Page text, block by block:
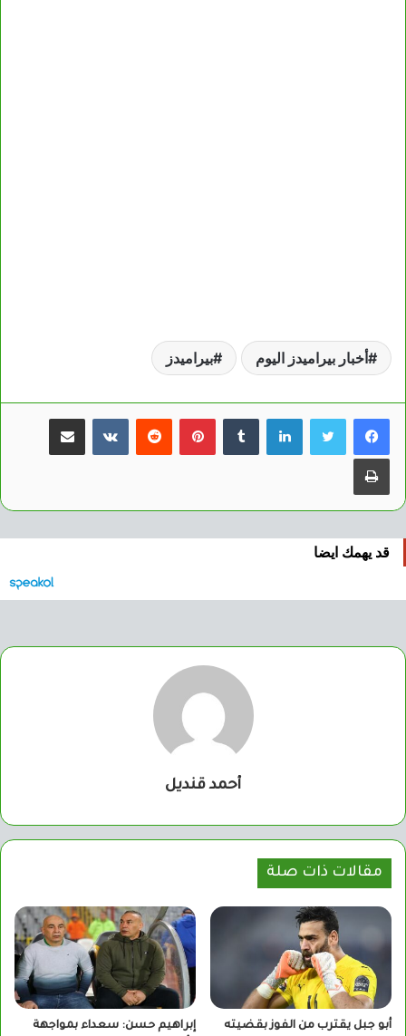
أخبار بيراميدز اليوم بيراميدز
لينكدإن بينتيريست مشاركة عبر البريد
طباعة
قد يهمك ايضا
أحمد قنديل
مقالات ذات صلة
أبو جبل يقترب من الفوز بقضيته
إبراهيم حسن: سعداء بمواجهة